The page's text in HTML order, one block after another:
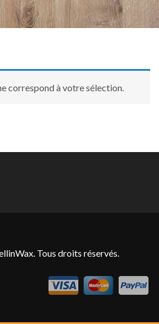
correspond à votre sélection.
Tous droits réservés.